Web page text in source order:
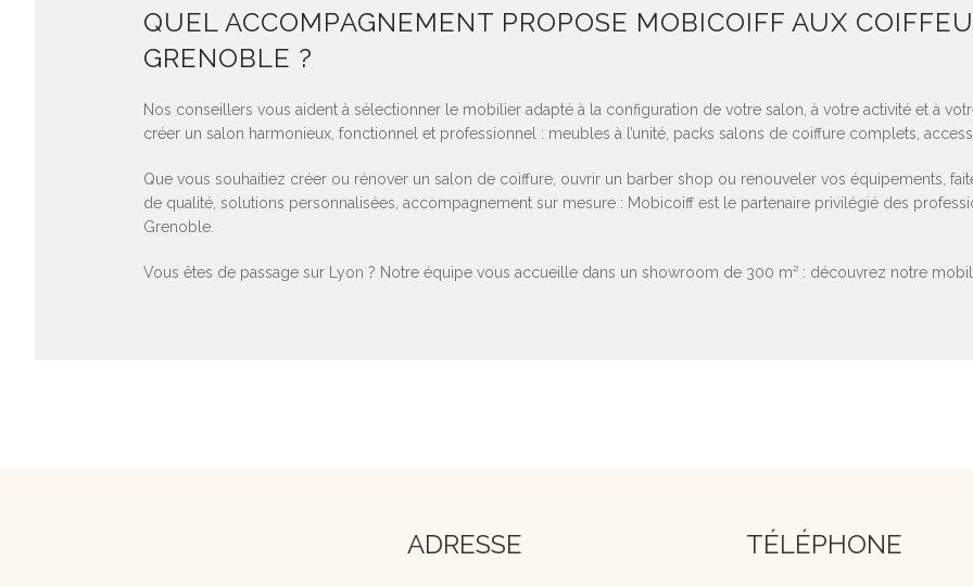
QUEL ACCOMPAGNEMENT PROPOSE MOBICOIFF AUX
GRENOBLE ?
Nos conseillers vous aident à sélectionner le mobilier adapté à la configuration de votre salon, à votre activité et à
créer un salon harmonieux, fonctionnel et professionnel : meubles à l’unité, packs salons de coiffure complets,
Que vous souhaitiez créer ou rénover un salon de coiffure, ouvrir un barber shop ou renouveler vos équipements,
de qualité, solutions personnalisées, accompagnement sur mesure : Mobicoiff est le partenaire privilégié des
Grenoble.
Vous êtes de passage sur Lyon ? Notre équipe vous accueille dans un showroom de 300 m² : découvrez notre
ADRESSE TÉLÉPHONE